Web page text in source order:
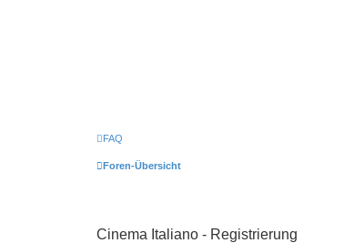
FAQ
Foren-Übersicht
Cinema Italiano - Registrierung